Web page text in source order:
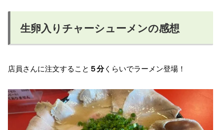
生卵入りチャーシューメンの感想
店員さんに注文すること ５分くらいでラーメン登場！